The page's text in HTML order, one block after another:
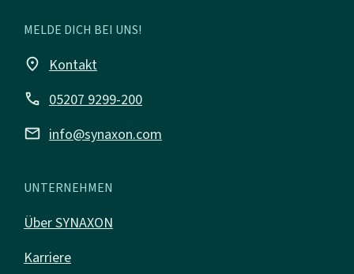
MELDE DICH BEI UNS!
place Kontakt
call 05207 9299-200
mail info@synaxon.com
UNTERNEHMEN
Über SYNAXON
Karriere